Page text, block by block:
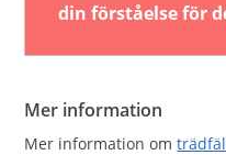
din förståelse för
Mer information
Mer information om